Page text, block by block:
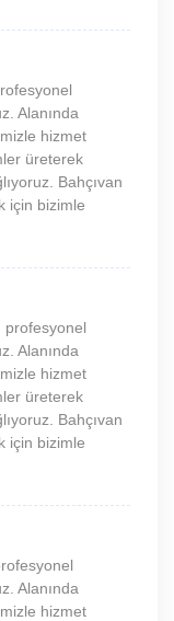
Alanında
hizmet
üreterek
Bahçıvan
için bizimle
profesyonel
Alanında
hizmet
üreterek
Bahçıvan
için bizimle
Alanında
hizmet